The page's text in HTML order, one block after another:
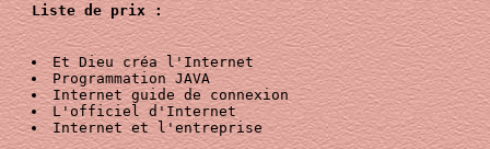
Liste de prix :